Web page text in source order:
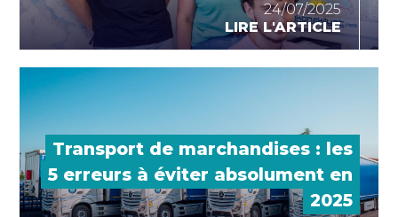
24/07/2025
LIRE L'ARTICLE
Transport de marchandises : les
5 erreurs à éviter absolument en
2025